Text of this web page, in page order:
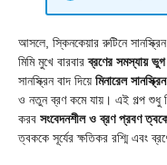
আসলে, স্কিনকেয়ার রুটিনে
মিমি মুখে বারবারব্রণের সমস্যায়
সানস্ক্রিন বাদ দিয়ে মিনারেল সানস্ক্রিন
ও নতুন ব্রণ কমে যায়। এই গল্প
করব সংবেদনশীল ও ব্রণ প্রবণ
ত্বককে সূর্যের ক্ষতিকর রশ্মি এবং